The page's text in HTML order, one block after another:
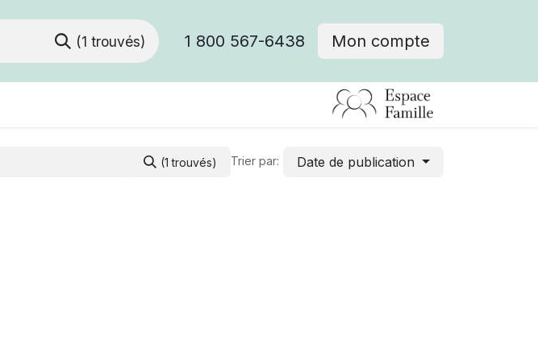
(1 trouvés) 1 800 567-6438 Mon compte
(1 trouvés) Trier par: Date de publication